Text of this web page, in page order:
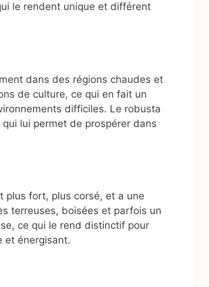
le rendent unique et différent
dans des régions chaudes et
de culture, ce qui en fait un
difficiles. Le robusta
lui permet de prospérer dans
plus fort, plus corsé, et a une
terreuses, boisées et parfois un
ce qui le rend distinctif pour
et énergisant.